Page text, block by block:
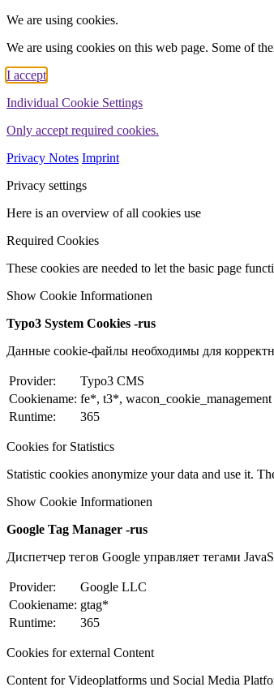
We are using cookies.
We are using cookies on this web page. Some of
I accept
Individual Cookie Settings
Only accept required cookies.
Privacy Notes Imprint
Privacy settings
Here is an overview of all cookies use
Required Cookies
These cookies are needed to let the basic page
Show Cookie Informationen
Typo3 System Cookies -rus
Данные cookie-файлы необходимы для
Provider:
Typo3 CMS
Cookiename: fe*, t3*, wacon_cookie_management
Runtime:
365
Cookies for Statistics
Statistic cookies anonymize your data and use it.
Show Cookie Informationen
Google Tag Manager -rus
Диспетчер тегов Google управляет тегами
Provider:
Google LLC
Cookiename: gtag*
Runtime:
365
Cookies for external Content
Content for Videoplatforms und Social Media